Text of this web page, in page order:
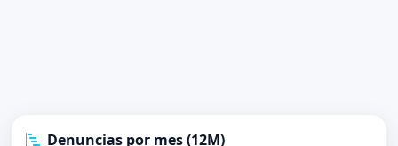
Denuncias por mes (12M)